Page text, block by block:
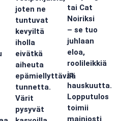
joten ne
tuntuvat
kevyiltä
iholla
eivätkä
aiheuta
epämiellyttävää
tunnetta.
Värit
pysyvät
tai Cat
Noiriksi
– se tuo
juhlaan
eloa,
roolileikkiä
ja
hauskuutta.
Lopputulos
toimii
mainiosti